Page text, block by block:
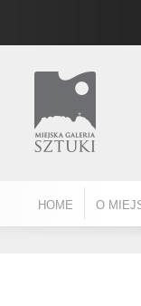
HOME O